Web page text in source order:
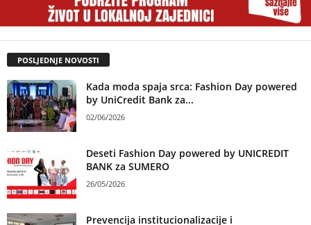
POSLJEDNJE NOVOSTI
Kada moda spaja srca: Fashion Day powered
by UniCredit Bank za...
02/06/2026
Deseti Fashion Day powered by UNICREDIT
BANK za SUMERO
26/05/2026
Prevencija institucionalizacije i